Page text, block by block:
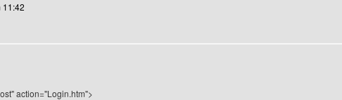
11:42
action="Login.htm">